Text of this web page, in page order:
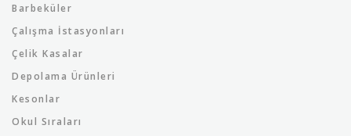
Barbeküler
Çalışma İstasyonları
Çelik Kasalar
Depolama Ürünleri
Kesonlar
Okul Sıraları